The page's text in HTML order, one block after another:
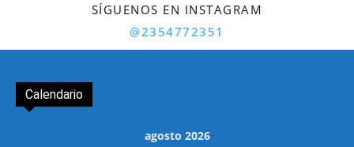
SÍGUENOS EN INSTAGRAM
@2354772351
Calendario
agosto 2026